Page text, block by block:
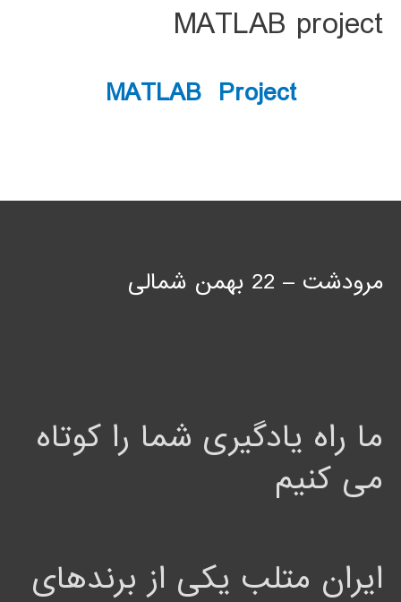
MATLAB project
MATLAB Project
مرودشت – 22 بهمن شمالی
ما راه یادگیری شما را کوتاه
می کنیم
ایران متلب یکی از برندهای